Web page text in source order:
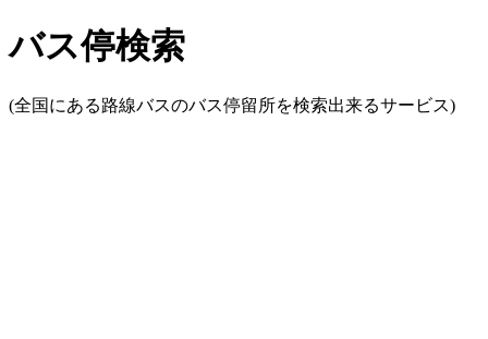
バス停検索
(全国にある路線バスのバス停留所を検索出来るサービス)